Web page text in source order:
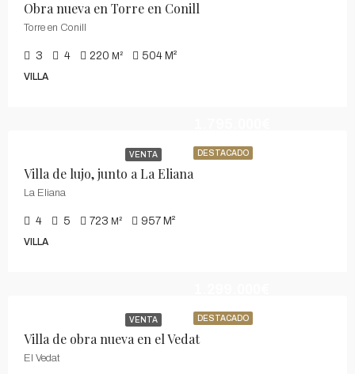
Obra nueva en Torre en Conill
Torre en Conill
3 4 220 M² 504 M²
VILLA
DESTACADO
VENTA
Villa de lujo, junto a La Eliana
La Eliana
4 5 723 M² 957 M²
VILLA
DESTACADO
VENTA
Villa de obra nueva en el Vedat
El Vedat